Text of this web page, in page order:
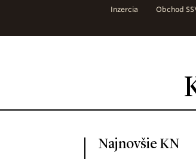
Inzercia Obchod
Najnovšie KN